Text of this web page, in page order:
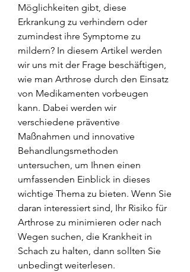
Möglichkeiten gibt, diese
Erkrankung zu verhindern oder
zumindest ihre Symptome zu
mildern? In diesem Artikel werden
wir uns mit der Frage beschäftigen,
wie man Arthrose durch den Einsatz
von Medikamenten vorbeugen
kann. Dabei werden wir
verschiedene präventive
Maßnahmen und innovative
Behandlungsmethoden
untersuchen, um Ihnen einen
umfassenden Einblick in dieses
wichtige Thema zu bieten. Wenn Sie
daran interessiert sind, Ihr Risiko für
Arthrose zu minimieren oder nach
Wegen suchen, die Krankheit in
Schach zu halten, dann sollten Sie
unbedingt weiterlesen.